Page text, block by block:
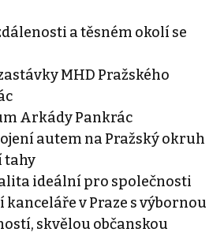
a těsném okolí se
MHD Pražského
Arkády Pankrác
autem na Pražský okruh
tahy
ideální pro společnosti
v Praze s výbornou
skvělou občanskou